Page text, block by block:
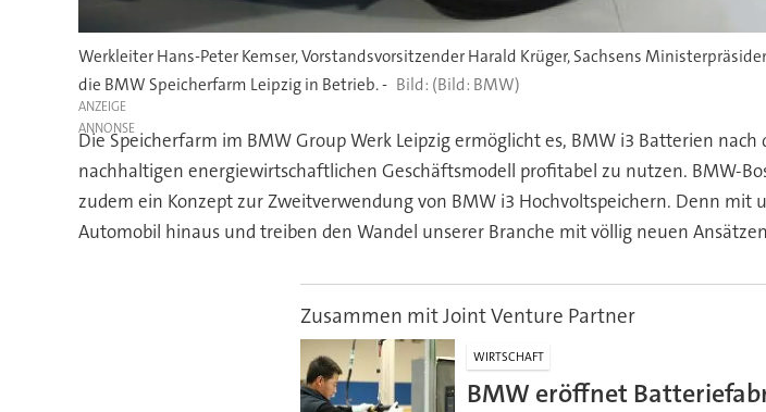
Werkleiter Hans-Peter Kemser, Vorstandsvorsitzender Harald Krüger, Sachsens
die BMW Speicherfarm Leipzig in Betrieb. -
(Bild: BMW)
ANZEIGE
Die Speicherfarm im BMW Group Werk Leipzig ermöglicht es, BMW i3 Batterien
nachhaltigen energiewirtschaftlichen Geschäftsmodell profitabel zu nutzen. BMW-
zudem ein Konzept zur Zweitverwendung von BMW i3 Hochvoltspeichern. Denn
Automobil hinaus und treiben den Wandel unserer Branche mit völlig neuen
Zusammen mit Joint Venture Partner
WIRTSCHAFT
BMW eröffnet